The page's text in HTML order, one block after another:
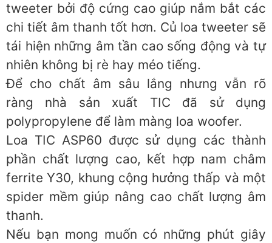
tweeter bởi độ cứng cao giúp nắm bắt các
chi tiết âm thanh tốt hơn. Củ loa tweeter sẽ
tái hiện những âm tần cao sống động và tự
nhiên không bị rè hay méo tiếng.
Để cho chất âm sâu lắng nhưng vẫn rõ
ràng nhà sản xuất TIC đã sử dụng
polypropylene để làm màng loa woofer.
Loa TIC ASP60 được sử dụng các thành
phần chất lượng cao, kết hợp nam châm
ferrite Y30, khung cộng hưởng thấp và một
spider mềm giúp nâng cao chất lượng âm
thanh.
Nếu bạn mong muốn có những phút giây